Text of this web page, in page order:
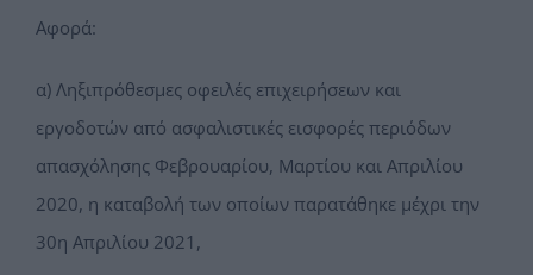
Αφορά:
α) Ληξιπρόθεσμες οφειλές επιχειρήσεων και
εργοδοτών από ασφαλιστικές εισφορές περιόδων
απασχόλησης Φεβρουαρίου, Μαρτίου και Απριλίου
2020, η καταβολή των οποίων παρατάθηκε μέχρι την
30η Απριλίου 2021,